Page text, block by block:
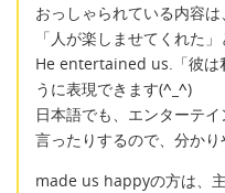
おっしゃられている内容は
「人が楽しませてくれた」
He entertained us.「彼は
うに表現できます(^_^)
日本語でも、エンターテ
言ったりするので、分かり
made us happyの方は、